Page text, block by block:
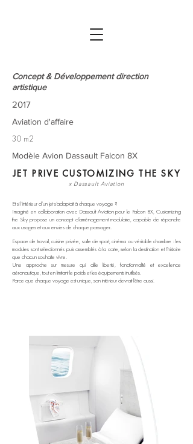
Concept & Développement direction
artistique
2017
Aviation d'affaire
30 m2
Modèle Avion Dassault Falcon 8X
JET PRIVE CUSTOMIZING THE SKY
x Dassault Aviation
Et si l’intérieur d’un jet s’adaptait à chaque voyage ?
Imaginé en collaboration avec Dassault Aviation pour le Falcon 8X, Customizing
the Sky propose un concept d’aménagement modulaire, capable de répondre
aux usages et aux envies de chaque passager.
Espace de travail, cuisine privée, salle de sport, cinéma ou véritable chambre : les
modules sont sélectionnés puis assemblés à la carte, selon la destination et l’histoire
que chacun souhaite vivre.
Une approche sur mesure qui allie liberté, fonctionnalité et excellence
aéronautique, tout en limitant le poids et les équipements inutilisés.
Parce que chaque voyage est unique, son intérieur devrait l’être aussi.